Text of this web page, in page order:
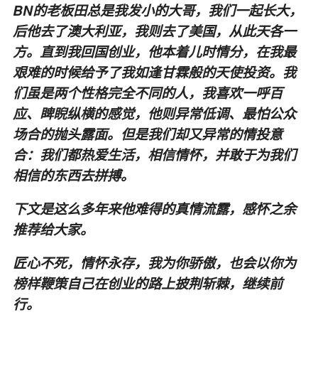
BN的老板田总是我发小的大哥，我们一起长大，
后他去了澳大利亚，我则去了美国，从此天各一
方。直到我回国创业，他本着儿时情分，在我最
艰难的时候给予了我如逢甘霖般的天使投资。我
们虽是两个性格完全不同的人，我喜欢一呼百
应、睥睨纵横的感觉，他则异常低调、最怕公众
场合的抛头露面。但是我们却又异常的情投意
合：我们都热爱生活，相信情怀，并敢于为我们
相信的东西去拼搏。
下文是这么多年来他难得的真情流露，感怀之余
推荐给大家。
匠心不死，情怀永存，我为你骄傲，也会以你为
榜样鞭策自己在创业的路上披荆斩棘，继续前
行。